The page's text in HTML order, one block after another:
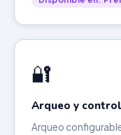
🔐
Arqueo y
Arqueo